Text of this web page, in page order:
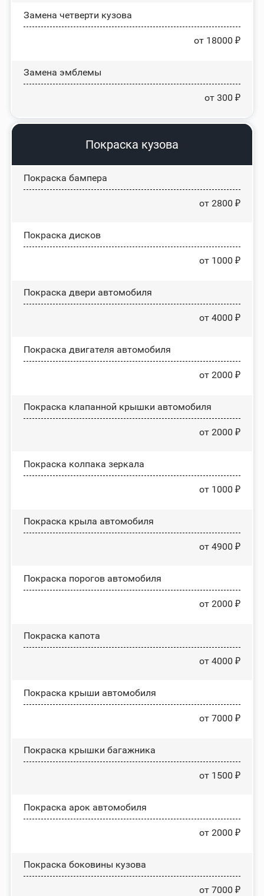
Замена четверти кузова
от 18000 ₽
Замена эмблемы
от 300 ₽
Покраска кузова
Покраска бампера
от 2800 ₽
Покраска дисков
от 1000 ₽
Покраска двери автомобиля
от 4000 ₽
Покраска двигателя автомобиля
от 2000 ₽
Покраска клапанной крышки автомобиля
от 2000 ₽
Покраска колпака зеркала
от 1000 ₽
Покраска крыла автомобиля
от 4900 ₽
Покраска порогов автомобиля
от 2000 ₽
Покраска капота
от 4000 ₽
Покраска крыши автомобиля
от 7000 ₽
Покраска крышки багажника
от 1500 ₽
Покраска арок автомобиля
от 2000 ₽
Покраска боковины кузова
от 7000 ₽